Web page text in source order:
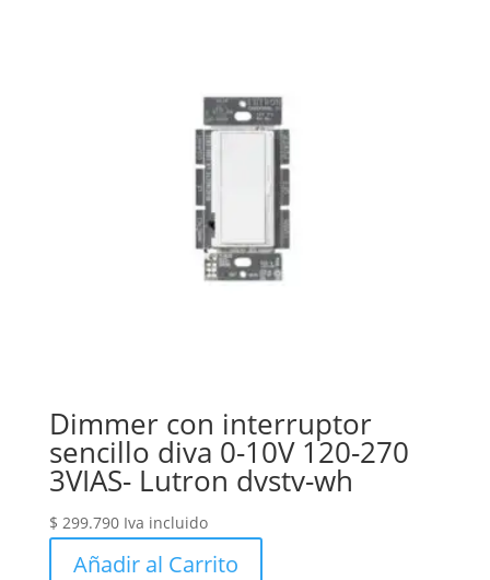
Dimmer con interruptor
sencillo diva 0-10V 120-270
3VIAS- Lutron dvstv-wh
$ 299.790 Iva incluido
Añadir al Carrito